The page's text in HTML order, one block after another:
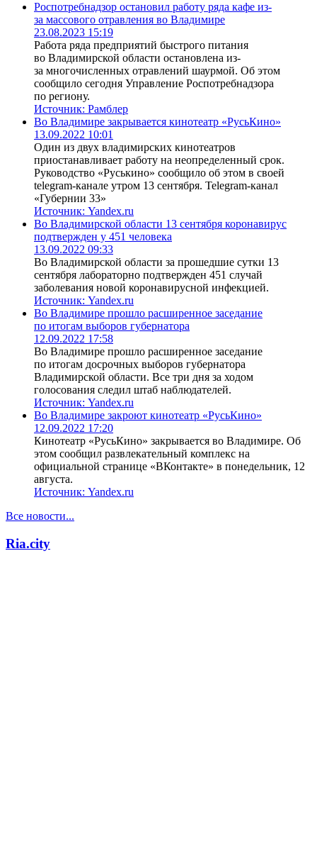
Роспотребнадзор остановил работу ряда кафе из-
за массового отравления во Владимире
23.08.2023 15:19
Работа ряда предприятий быстрого питания
во Владимирской области остановлена из-
за многочисленных отравлений шаурмой. Об этом
сообщило сегодня Управление Роспотребнадзора
по региону.
Источник: Рамблер
Во Владимире закрывается кинотеатр «РусьКино»
13.09.2022 10:01
Один из двух владимирских кинотеатров
приостанавливает работу на неопределенный срок.
Руководство «Руськино» сообщило об этом в своей
telegram-канале утром 13 сентября. Telegram-канал
«Губернии 33»
Источник: Yandex.ru
Во Владимирской области 13 сентября коронавирус
подтвержден у 451 человека
13.09.2022 09:33
Во Владимирской области за прошедшие сутки 13
сентября лабораторно подтвержден 451 случай
заболевания новой коронавирусной инфекцией.
Источник: Yandex.ru
Во Владимире прошло расширенное заседание
по итогам выборов губернатора
12.09.2022 17:58
Во Владимире прошло расширенное заседание
по итогам досрочных выборов губернатора
Владимирской области. Все три дня за ходом
голосования следил штаб наблюдателей.
Источник: Yandex.ru
Во Владимире закроют кинотеатр «РусьКино»
12.09.2022 17:20
Кинотеатр «РусьКино» закрывается во Владимире. Об
этом сообщил развлекательный комплекс на
официальной странице «ВКонтакте» в понедельник, 12
августа.
Источник: Yandex.ru
Все новости...
Ria.city